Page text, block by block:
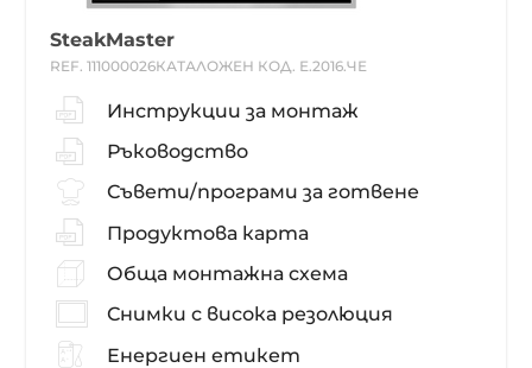
SteakMaster
REF. 111000026КАТАЛОЖЕН КОД. Е.2016.ЧЕ
Инструкции за монтаж
Ръководство
Съвети/програми за готвене
Продуктова карта
Обща монтажна схема
Снимки с висока резолюция
Енергиен етикет